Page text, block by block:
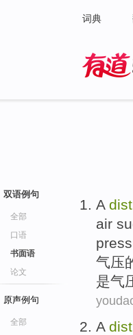
词典
双语例句
全部
口语
书面语
论文
原声例句
全部
A
air
气压
是气
A